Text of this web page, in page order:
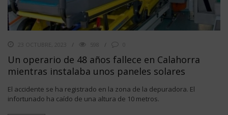
23 OCTUBRE, 2023 598
Un operario de 48 años fallece en Calahorra
mientras instalaba unos paneles solares
El accidente se ha registrado en la zona de la depuradora. El
infortunado ha caído de una altura de 10 metros.